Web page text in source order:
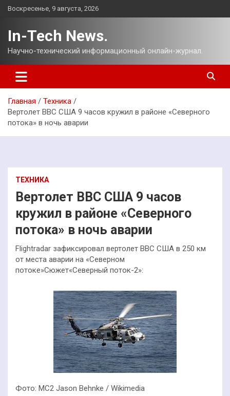
Перейти
Воскресенье, 9 августа, 2026
In-Tech News.
Научно-технический информационный онлайн-журнал.
Главная
Техника
Вертолет ВВС США 9 часов кружил в районе «Северного
потока» в ночь аварии
ТЕХНИКА
Вертолет ВВС США 9 часов
кружил в районе «Северного
потока» в ночь аварии
Flightradar зафиксировал вертолет ВВС США в 250 км
от места аварии на «Северном
потоке»Сюжет«Северный поток-2»:
Фото: MC2 Jason Behnke / Wikimedia